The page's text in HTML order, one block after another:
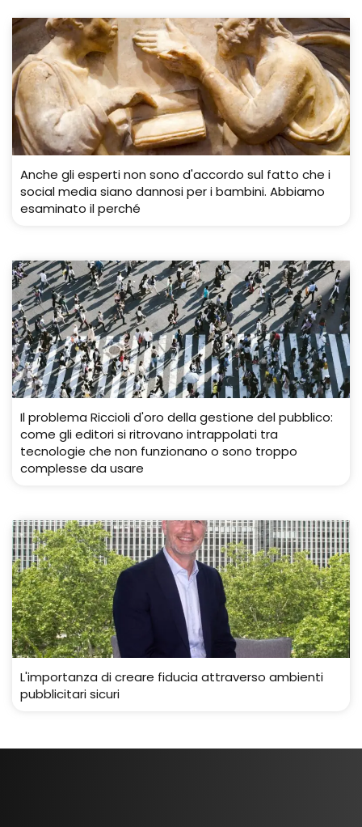
Anche gli esperti non sono d'accordo sul fatto che i
social media siano dannosi per i bambini. Abbiamo
esaminato il perché
Il problema Riccioli d'oro della gestione del pubblico:
come gli editori si ritrovano intrappolati tra
tecnologie che non funzionano o sono troppo
complesse da usare
L'importanza di creare fiducia attraverso ambienti
pubblicitari sicuri